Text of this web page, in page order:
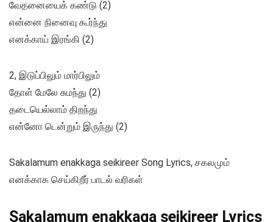
வேதனையைக் கண்டு (2)
என்னை நினைவு கூர்ந்து
எனக்காய் இரங்கி (2)
2, இடுப்பிலும் மார்பிலும்
தோள் மேலே சுமந்து (2)
தடையெல்லாம் திறந்து
என்னோ டென்றும் இருந்து (2)
Sakalamum enakkaga seikireer Song Lyrics, சகலமும்
எனக்காக செய்கிறீர் பாடல் வரிகள்
Sakalamum enakkaga seikireer Lyrics